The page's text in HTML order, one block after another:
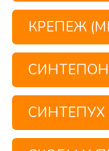
КРЕПЕЖ
СИНТЕПОН
СИНТЕПУХ